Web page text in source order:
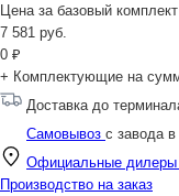
Цена за базовый комплект
7 581 руб.
0 ₽
+ Комплектующие на
Доставка до
Самовывоз с завода
Официальные дилеры
Производство на заказ